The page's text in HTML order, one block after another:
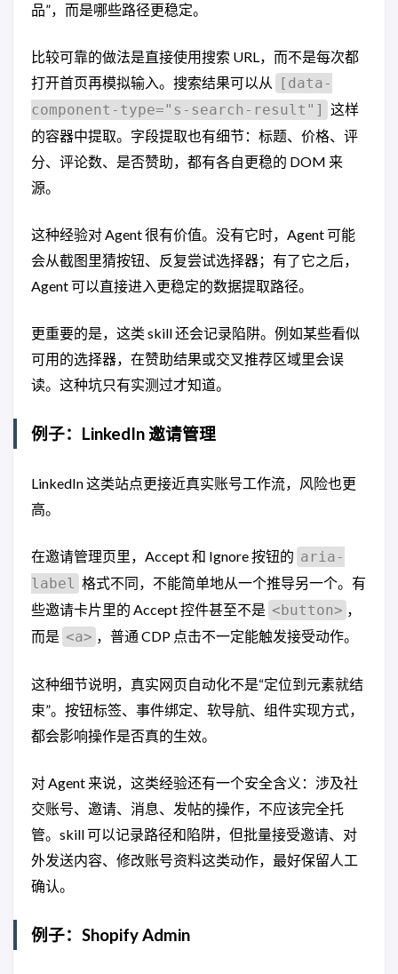
品”，而是哪些路径更稳定。
比较可靠的做法是直接使用搜索 URL，而不是每次都
打开首页再模拟输入。搜索结果可以从
[data-
component-type="s-search-result"]
这样
的容器中提取。字段提取也有细节：标题、价格、评
分、评论数、是否赞助，都有各自更稳的 DOM 来
源。
这种经验对 Agent 很有价值。没有它时，Agent 可能
会从截图里猜按钮、反复尝试选择器；有了它之后，
Agent 可以直接进入更稳定的数据提取路径。
更重要的是，这类 skill 还会记录陷阱。例如某些看似
可用的选择器，在赞助结果或交叉推荐区域里会误
读。这种坑只有实测过才知道。
例子：LinkedIn 邀请管理
LinkedIn 这类站点更接近真实账号工作流，风险也更
高。
在邀请管理页里，Accept 和 Ignore 按钮的 aria-
label 格式不同，不能简单地从一个推导另一个。有
些邀请卡片里的 Accept 控件甚至不是 <button> ，
而是 <a> ，普通 CDP 点击不一定能触发接受动作。
这种细节说明，真实网页自动化不是“定位到元素就结
束”。按钮标签、事件绑定、软导航、组件实现方式，
都会影响操作是否真的生效。
对 Agent 来说，这类经验还有一个安全含义：涉及社
交账号、邀请、消息、发帖的操作，不应该完全托
管。skill 可以记录路径和陷阱，但批量接受邀请、对
外发送内容、修改账号资料这类动作，最好保留人工
确认。
例子：Shopify Admin